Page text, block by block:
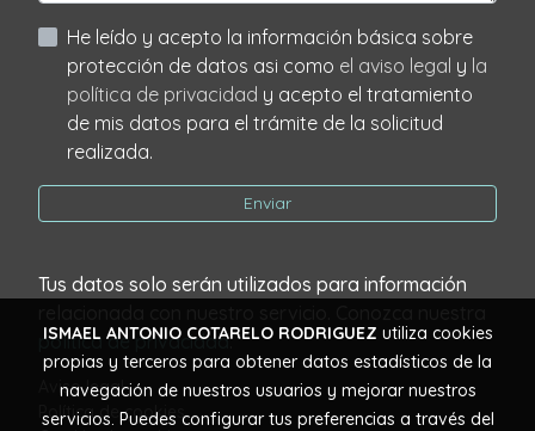
He leído y acepto la información básica sobre
protección de datos asi como el aviso legal y la
política de privacidad y acepto el tratamiento
de mis datos para el trámite de la solicitud
realizada.
Enviar
Tus datos solo serán utilizados para información
política de privacidad.
Aviso legal
Política de cookies
ISMAEL ANTONIO COTARELO RODRIGUEZ utiliza cookies
propias y terceros para obtener datos estadísticos de la
navegación de nuestros usuarios y mejorar nuestros
servicios. Puedes configurar tus preferencias a través del